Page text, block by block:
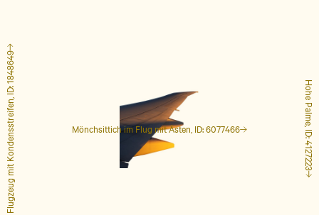
Mönchsittich im Flug mit Ästen, ID: 6077466 Hohe Palme, ID: 4127223
Flugzeug mit Kondensstreifen, ID: 1848649